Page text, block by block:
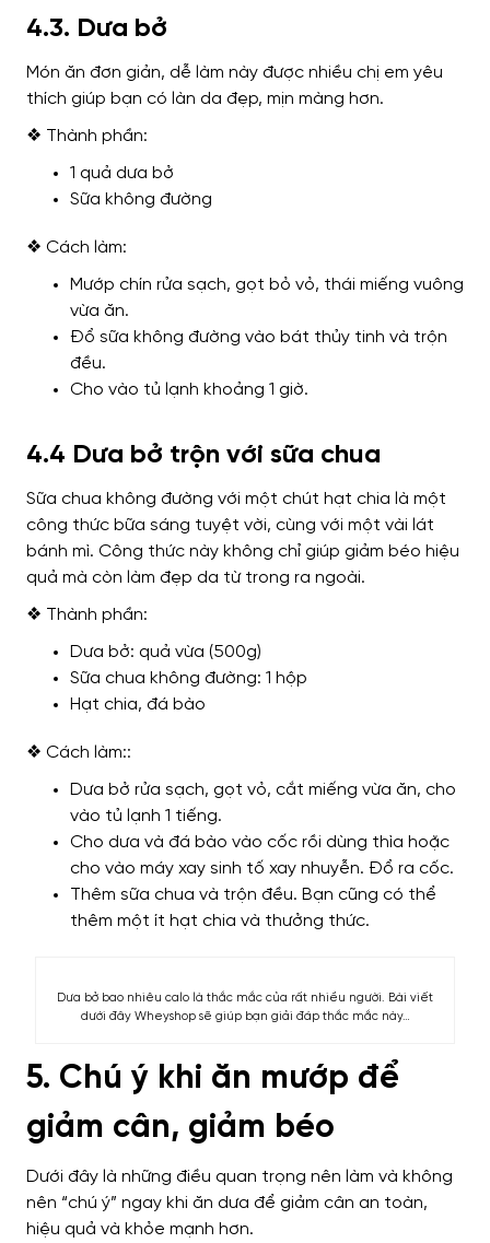
4.3. Dưa bở
Món ăn đơn giản, dễ làm này được nhiều chị em yêu
thích giúp bạn có làn da đẹp, mịn màng hơn.
❖ Thành phần:
1 quả dưa bở
Sữa không đường
❖ Cách làm:
Mướp chín rửa sạch, gọt bỏ vỏ, thái miếng vuông
vừa ăn.
Đổ sữa không đường vào bát thủy tinh và trộn
đều.
Cho vào tủ lạnh khoảng 1 giờ.
4.4 Dưa bở trộn với sữa chua
Sữa chua không đường với một chút hạt chia là một
công thức bữa sáng tuyệt vời, cùng với một vài lát
bánh mì. Công thức này không chỉ giúp giảm béo hiệu
quả mà còn làm đẹp da từ trong ra ngoài.
❖ Thành phần:
Dưa bở: quả vừa (500g)
Sữa chua không đường: 1 hộp
Hạt chia, đá bào
❖ Cách làm::
Dưa bở rửa sạch, gọt vỏ, cắt miếng vừa ăn, cho
vào tủ lạnh 1 tiếng.
Cho dưa và đá bào vào cốc rồi dùng thìa hoặc
cho vào máy xay sinh tố xay nhuyễn. Đổ ra cốc.
Thêm sữa chua và trộn đều. Bạn cũng có thể
thêm một ít hạt chia và thưởng thức.
Dưa bở bao nhiêu calo là thắc mắc của rất nhiều người. Bài viết
dưới đây Wheyshop sẽ giúp bạn giải đáp thắc mắc này…
5. Chú ý khi ăn mướp để
giảm cân, giảm béo
Dưới đây là những điều quan trọng nên làm và không
nên “chú ý” ngay khi ăn dưa để giảm cân an toàn,
hiệu quả và khỏe mạnh hơn.